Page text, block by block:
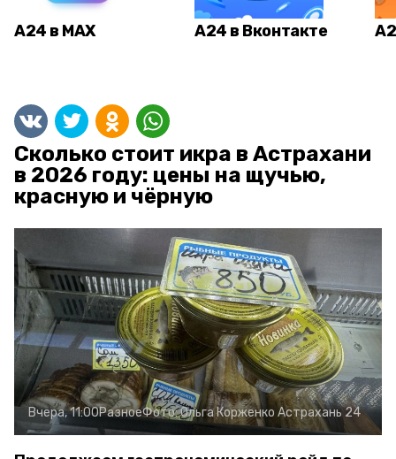
А24 в MAX А24 в Вконтакте
Сколько стоит икра в Астрахани
в 2026 году: цены на щучью,
красную и чёрную
Вчера, 11:00РазноеФото:Ольга Корженко Астрахань 24